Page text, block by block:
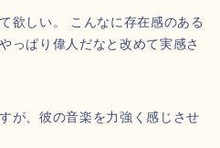
欲しい。 こんなに存在感のある
っぱり偉人だなと改めて実感さ
が、彼の音楽を力強く感じさせ